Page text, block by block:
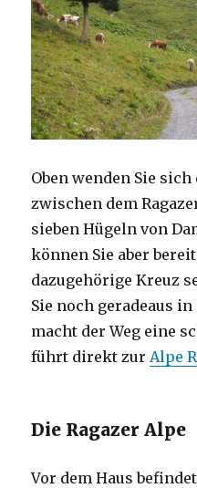
Oben wenden Sie
zwischen dem
sieben Hügeln von
können Sie aber
dazugehörige Kreuz
Sie noch geradeaus
macht der Weg eine
führt direkt zur Alpe
Die Ragazer Alpe
Vor dem Haus